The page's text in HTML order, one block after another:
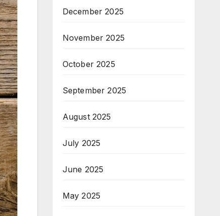
December 2025
November 2025
October 2025
September 2025
August 2025
July 2025
June 2025
May 2025